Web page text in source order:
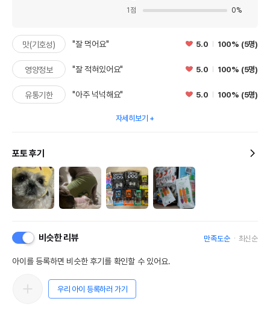
1 점 0%
맛(기호성) "잘 먹어요" 5.0 100% (5명)
영양정보 "잘 적혀있어요" 5.0 100% (5명)
유통기한 "아주 넉넉해요" 5.0 100% (5명)
자세히보기
포토 후기
비슷한 리뷰 만족도순 최신순
아이를 등록하면 비슷한 후기를 확인할 수 있어요.
우리 아이 등록하러 가기